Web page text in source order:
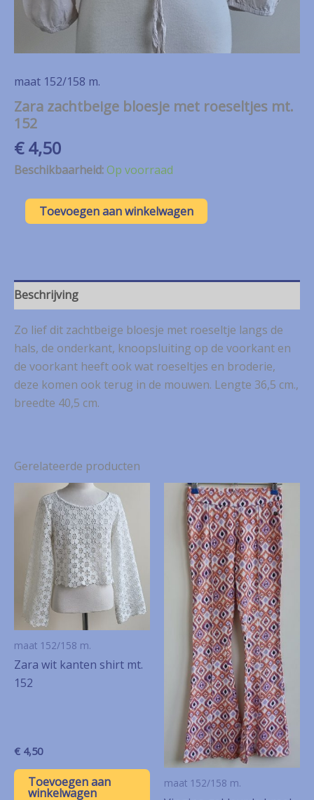
maat 152/158 m.
Zara zachtbeige bloesje met roeseltjes mt.
152
€4,50
Beschikbaarheid:Op voorraad
Zara
zachtbeige
152
aantal
Toevoegen aan winkelwagen
Beschrijving
Zo lief dit zachtbeige bloesje met roeseltje langs de
hals, de onderkant, knoopsluiting op de voorkant en
de voorkant heeft ook wat roeseltjes en broderie,
deze komen ook terug in de mouwen. Lengte 36,5 cm.,
breedte 40,5 cm.
Gerelateerde producten
maat 152/158 m.
Zara wit kanten shirt mt.
152
€ 4,50
Toevoegen aan
winkelwagen
maat 152/158 m.